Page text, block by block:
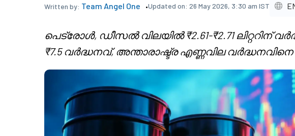
Written by: Team Angel One Updated on: 26 May 2026, 3:30 am IST
പെട്രോൾ, ഡീസൽ വിലയിൽ ₹2.61-₹2.71 ലിറ്ററിന്
₹7.5 വർദ്ധനവ്, അന്താരാഷ്ട്ര എണ്ണവില